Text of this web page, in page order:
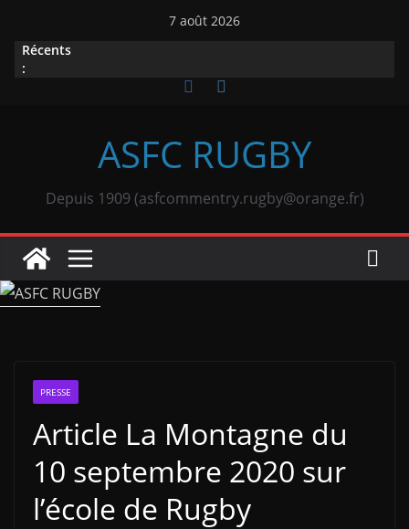
contenu
7 août 2026
Récents
:
ASFC RUGBY
Depuis 1909 (asfcommentry.rugby@orange.fr)
PRESSE
Article La Montagne du
10 septembre 2020 sur
l’école de Rugby